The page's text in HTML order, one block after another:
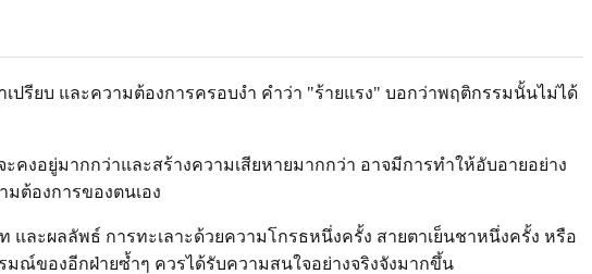
รียบ และความต้องการครอบงำ คำว่า "ร้ายแรง" บอกว่าพฤติกรรมนั้นไม่ได้
งอยู่มากกว่าและสร้างความเสียหายมากกว่า อาจมีการทำให้อับอายอย่าง
ต้องการของตนเอง
ละผลลัพธ์ การทะเลาะด้วยความโกรธหนึ่งครั้ง สายตาเย็นชาหนึ่งครั้ง หรือ
ณ์ของอีกฝ่ายซ้ำๆ ควรได้รับความสนใจอย่างจริงจังมากขึ้น